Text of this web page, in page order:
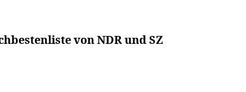
von NDR und SZ